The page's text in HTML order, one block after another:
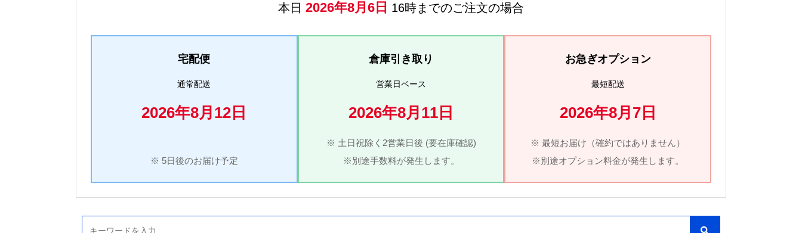
本日 2026年8月6日 16時までのご注文の場合
宅配便
通常配送
2026年8月12日
※ 5日後のお届け予定
倉庫引き取り
営業日ベース
2026年8月11日
※ 土日祝除く2営業日後 (要在庫確認)
※別途手数料が発生します。
お急ぎオプション
最短配送
2026年8月7日
※ 最短お届け（確約ではありません）
※別途オプション料金が発生します。